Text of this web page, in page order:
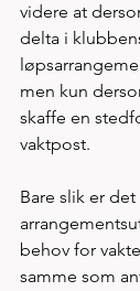
videre at
delta i
men kun
skaffe en
vaktpost.
Bare slik er
behov for
samme som